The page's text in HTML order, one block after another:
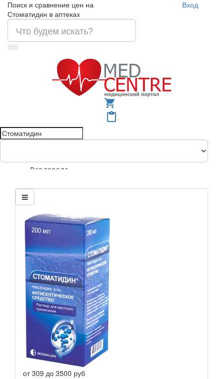
Поиск и сравнение цен на
Стоматидин в аптеках
Вход
shopping_cart
content_paste
Все города
от309 до 3500 руб